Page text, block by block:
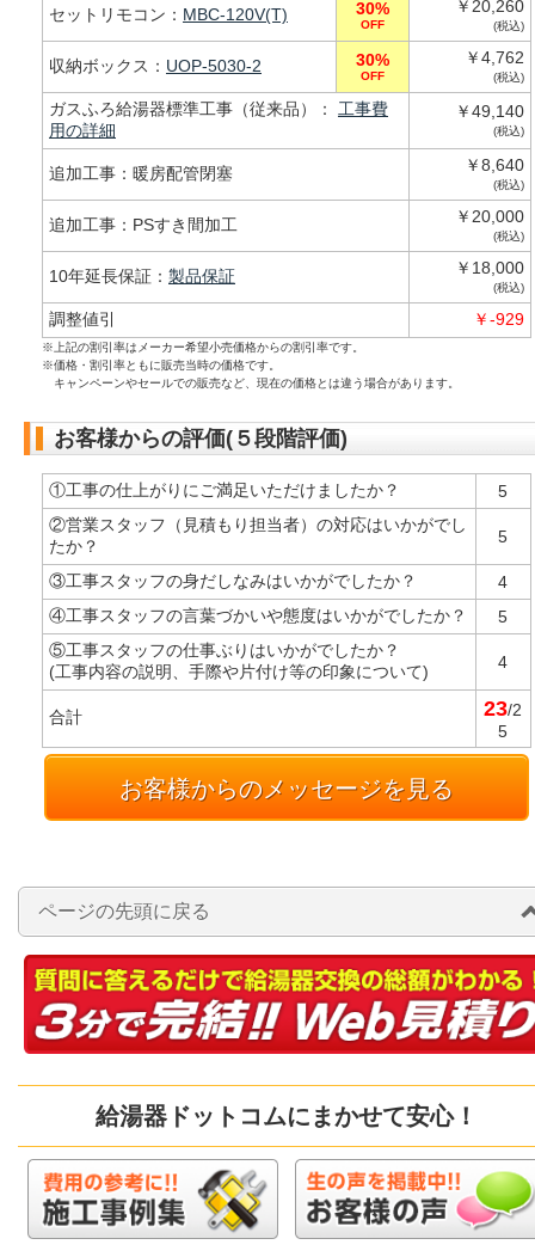
セットリモコン： MBC-120V(T) 30%
OFF
￥20,260
(税込)
収納ボックス： UOP-5030-2 30%
OFF
￥4,762
(税込)
ガスふろ給湯器標準工事（従来品）： 工事費
用の詳細
￥49,140
(税込)
追加工事：暖房配管閉塞 ￥8,640
(税込)
追加工事：PSすき間加工 ￥20,000
(税込)
10年延長保証： 製品保証 ￥18,000
(税込)
調整値引 ￥-929
※上記の割引率はメーカー希望小売価格からの割引率です。
※価格・割引率ともに販売当時の価格です。
キャンペーンやセールでの販売など、現在の価格とは違う場合があります。
お客様からの評価(５段階評価)
①工事の仕上がりにご満足いただけましたか？
5
②営業スタッフ（見積もり担当者）の対応はいかがでし
たか？
5
③工事スタッフの身だしなみはいかがでしたか？
4
④工事スタッフの言葉づかいや態度はいかがでしたか？
5
⑤工事スタッフの仕事ぶりはいかがでしたか？
(工事内容の説明、手際や片付け等の印象について)
4
合計 23/2
5
お客様からのメッセージを見る
ページの先頭に戻る
給湯器ドットコムにまかせて安心！